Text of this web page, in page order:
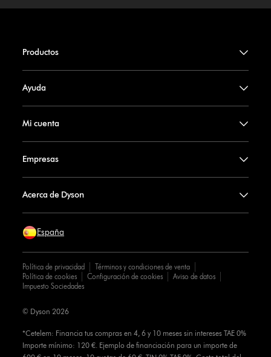
Productos
Ayuda
Mi cuenta
Empresas
Acerca de Dyson
España
Política de privacidad
Términos y condiciones de venta
Política de cookies
Configuración de cookies
Aviso de datos
Impuesto Sociedades
*Cetelem: Financia tus compras en 4, 6 y 10 meses sin intereses TAE 0%
Importe mínimo: 120 €. Ejemplo de financiación para un importe de
© Dyson 2026